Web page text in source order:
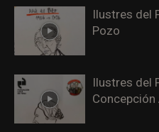
Ilustres del
Pozo
Ilustres del
Concepción